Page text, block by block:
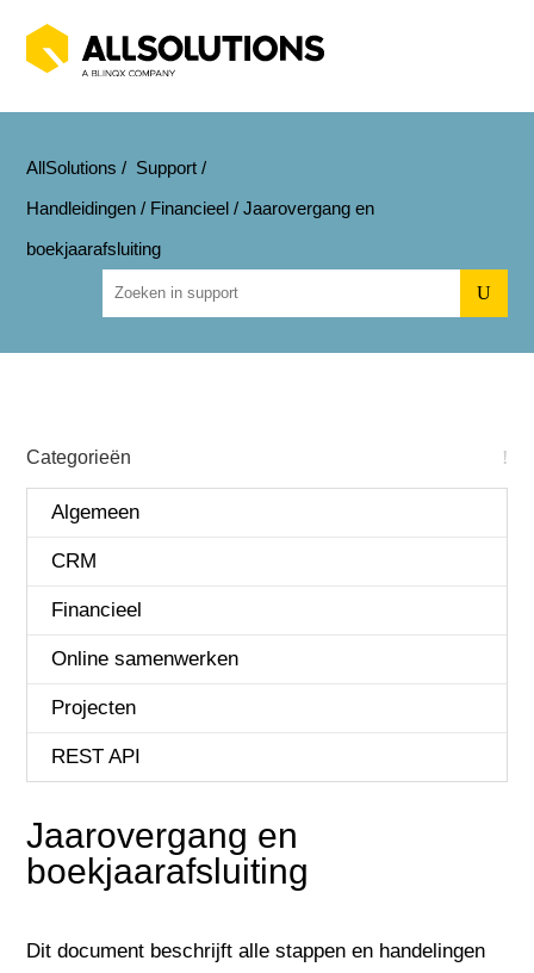
AllSolutions / Support/
Handleidingen / Financieel /Jaarovergang en
boekjaarafsluiting
U
Categorieën
Algemeen
CRM
Financieel
Online samenwerken
Projecten
REST API
Jaarovergang en
boekjaarafsluiting
Dit document beschrijft alle stappen en handelingen